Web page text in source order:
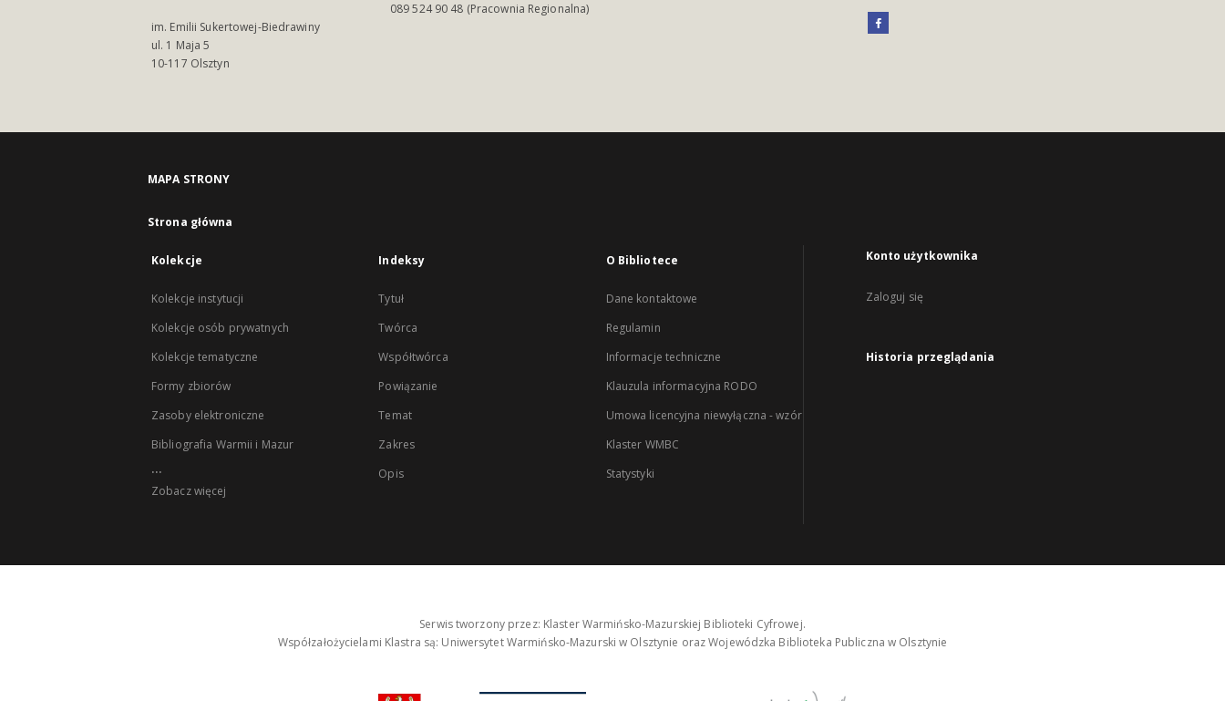
im. Emilii Sukertowej-Biedrawiny
ul. 1 Maja 5
10-117 Olsztyn
089 524 90 48 (Pracownia Regionalna)
MAPA STRONY
Strona główna
Kolekcje
Kolekcje instytucji
Kolekcje osób prywatnych
Kolekcje tematyczne
Formy zbiorów
Zasoby elektroniczne
Bibliografia Warmii i Mazur
...
Zobacz więcej
Indeksy
Tytuł
Twórca
Współtwórca
Powiązanie
Temat
Zakres
Opis
O Bibliotece
Dane kontaktowe
Regulamin
Informacje techniczne
Klauzula informacyjna RODO
Umowa licencyjna niewyłączna - wzór
Klaster WMBC
Statystyki
Konto użytkownika
Zaloguj się
Historia przeglądania
Serwis tworzony przez: Klaster Warmińsko-Mazurskiej Biblioteki Cyfrowej.
Współzałożycielami Klastra są: Uniwersytet Warmińsko-Mazurski w Olsztynie oraz Wojewódzka Biblioteka Publiczna w Olsztynie